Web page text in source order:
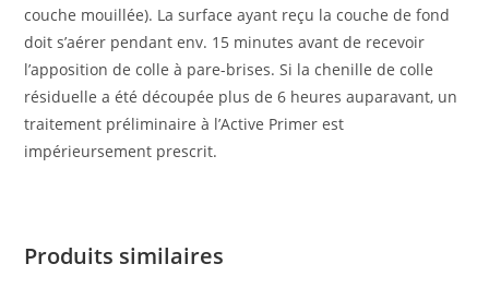
couche mouillée). La surface ayant reçu la couche de fond
doit s’aérer pendant env. 15 minutes avant de recevoir
l’apposition de colle à pare-brises. Si la chenille de colle
résiduelle a été découpée plus de 6 heures auparavant, un
traitement préliminaire à l’Active Primer est
impérieursement prescrit.
Produits similaires